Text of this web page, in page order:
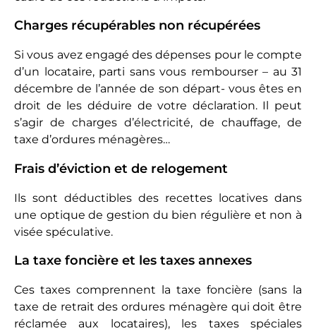
permet aussi de réduire la tranche marginale
d’imposition de l’investisseur durant 2 ans. On le
considère comme un mécanisme de
défiscalisation, même s’il ne rentre pas dans le
plafonnement des niches fiscales de 10 000 euros
par an.
Quelques conditions à respecter :
Le logement doit être loué pour une durée
minimum de 3 ans, à des fins d’habitation
principale ou secondaire (les locaux
commerciaux sont exclus du dispositif).
Les travaux concernés sont les travaux
Le régime du réel permet aussi aux loueurs en
location meublé d’adopter le statut de loueur en